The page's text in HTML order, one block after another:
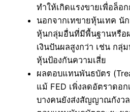
ทำให้เกิดแรงขายเพื่อล็อก
นอกจากเทขายหุ้นเทค นั
หุ้นกลุ่มอื่นที่มีพื้นฐานหรือ
เงินปันผลสูงกว่า เช่น กลุ่
หุ้นป้องกันความเสี่ย
ผลตอบแทนพันธบัตร
แม้ FED เพิ่งลดอัตราดอ
บางคนยังส่งสัญญาณกังวล